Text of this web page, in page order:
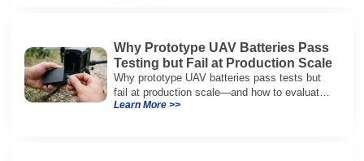
Why Prototype UAV Batteries Pass
Testing but Fail at Production Scale
Why prototype UAV batteries pass tests but
fail at production scale—and how to evaluate
suppliers on variation control, EOL testing,
Learn More >>